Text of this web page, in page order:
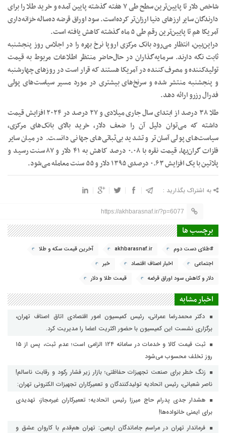
شاخص دلار تا پایین‌ترین سطح طی ۷ هفته گذشته پایین آمده و خرید طلا را برای
دارندگان سایر ارزهای دنیا ارزان‌تر کرده‌است. سود اوراق قرضه ده‌ساله خزانه‌داری
آمریکا هم تا پایین‌ترین رقم طی ۵ ماه گذشته کاهش یافته است.
دراین‌بین، انتظار می‌رود بانک مرکزی اروپا نرخ بهره را در اجلاس روز پنجشنبه
ثابت نگه دارند. سرمایه‌گذاران در حال‌حاضر منتظر اطلاعات مربوط به قیمت
تولیدکننده و مصرف‌کننده در آمریکا هستند که قرار است در روزهای چهارشنبه
و پنجشنبه منتشر شده و سرنخ‌های بیشتری در مورد مسیر سیاست‌های پولی
فدرال رزرو ارائه دهد.
طلا ۳۸ درصد از ابتدای سال جاری میلادی و ۲۷ درصد در ۲۰۲۴ افزایش قیمت
داشته که می‌توان دلیل آن را ضعف دلار، خرید بالای بانک‌های مرکزی،
سیاست‌های پولی آسان‌تر و تشدید بی‌ثباتی‌های جهانی دانست. در میان سایر
فلزات گران‌بها، قیمت نقره با ۰.۰۸ درصد کاهش به ۴۱ دلار و ۸۷ سنت رسید و
پلاتین با یک افزایش ۰.۶۳ درصدی ۱۳۹۵ دلار و ۵۵ سنت معامله می‌شود.
به اشتراک بگذارید :
https://akhbarasnaf.ir/?p=6077
برچسب ها
#طلای دست دوم akhbarasnaf.ir
آخرین قیمت سکه و طلا
اجتماعی
اخبار اصناف اقتصاد
خبر
دلار و کاهش سود اوراق قرضه
قیمت طلا و دلار
اخبار مشابه
دکتر محمدرضا عمرانی، رئیس کمیسیون امور اقتصادی اتاق اصناف تهران،
برگزاری نشست این کمیسیون با حضور اکثریت اعضا را مدیریت کرد.
ثبت قیمت کالا و خدمات در سامانه ۱۲۴ الزامی است؛ عدم ثبت، پس از ۱۵
روز تخلف محسوب می‌شود
زنگ خطر برای صنعت تجهیزات حفاظتی؛ بازار زیر فشار رکود و رقابت ناسالم!
ناصر شعبانی، رئیس اتحادیه تولیدکنندگان و تعمیرکاران تجهیزات الکترونی تهران:
هشدار جدی پدرام حاج میرزا رئیس اتحادیه؛ تعمیرکاران غیرمجاز، تهدیدی
برای ایمنی خانواده‌ها!
فرماندار تهران در مراسم جاماندگان اربعین: تهران هم‌قدم با کاروان عشق و